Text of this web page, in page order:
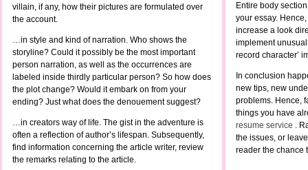
villain, if any, how their pictures are formulated over
the account.
…in style and kind of narration. Who shows the
storyline? Could it possibly be the most important
person narration, as well as the occurrences are
labeled inside thirdly particular person? So how does
the plot change? Would it embark on from your
ending? Just what does the denouement suggest?
…in creators way of life. The gist in the adventure is
often a reflection of author’s lifespan. Subsequently,
find information concerning the article writer, review
the remarks relating to the article.
Entire body
your essay.
increase a look
implement
record character’
In conclusion
new tips, new
problems. Hence,
things you have
resume service .
the issues, or
reader the chance